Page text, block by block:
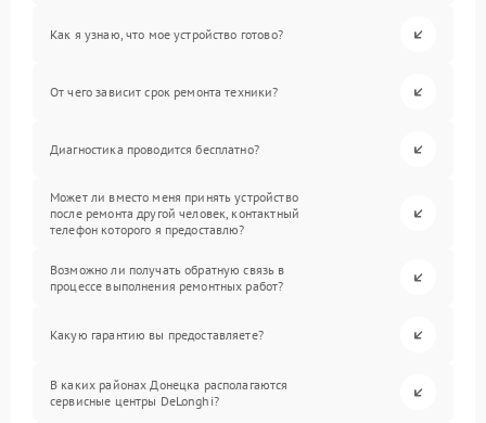
Как я узнаю, что мое устройство готово?
От чего зависит срок ремонта техники?
Диагностика проводится бесплатно?
Может ли вместо меня принять устройство
после ремонта другой человек, контактный
телефон которого я предоставлю?
Возможно ли получать обратную связь в
процессе выполнения ремонтных работ?
Какую гарантию вы предоставляете?
В каких районах Донецка располагаются
сервисные центры DeLonghi?